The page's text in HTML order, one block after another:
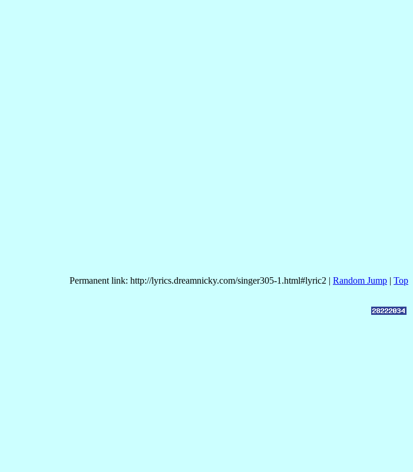
Permanent link: http://lyrics.dreamnicky.com/singer305-1.html#lyric2 | Random Jump | Top